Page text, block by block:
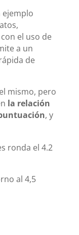
ejemplo
el uso de
a un
de
mismo, pero
la relación
, y
ronda el 4.2
al 4,5